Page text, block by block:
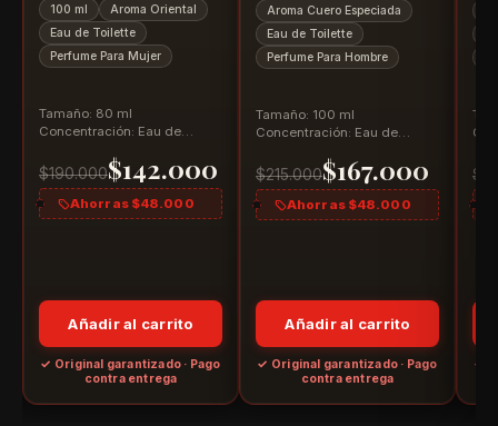
100 ml
Aroma Oriental
Eau de Toilette
Perfume Para Mujer
Tamaño: 80 ml
Concentración: Eau de
Gourmand
$190.000$142.000
Ahorras $48.000
Añadir al carrito
✓ Original garantizado · Pago
contra entrega
Aroma Cuero Especiada
Eau de Toilette
Perfume Para Hombre
Tamaño: 100 ml
Concentración: Eau de
Especiado
$215.000$167.000
Ahorras $48.000
Añadir al carrito
✓ Original garantizado · Pago
contra entrega
✓